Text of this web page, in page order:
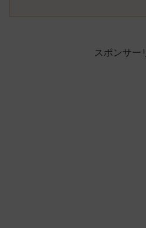
スポンサー